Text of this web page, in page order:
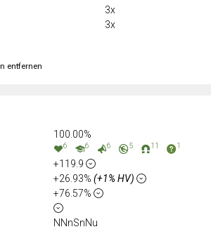
100.00%
6 6 6 5 11 1
+119.9
+26.93% (+1% HV)
+76.57%
NNnSnNu
3x
3x
entfernen